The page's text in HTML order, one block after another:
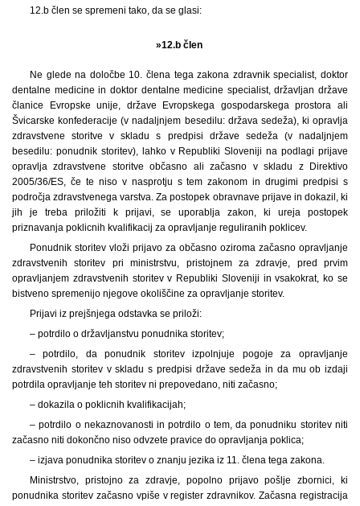
12.b člen se spremeni tako, da se glasi:
»12.b člen
Ne glede na določbe 10. člena tega zakona zdravnik specialist, doktor
dentalne medicine in doktor dentalne medicine specialist, državljan države
članice Evropske unije, države Evropskega gospodarskega prostora ali
Švicarske konfederacije (v nadaljnjem besedilu: država sedeža), ki opravlja
zdravstvene storitve v skladu s predpisi države sedeža (v nadaljnjem
besedilu: ponudnik storitev), lahko v Republiki Sloveniji na podlagi prijave
opravlja zdravstvene storitve občasno ali začasno v skladu z Direktivo
2005/36/ES, če te niso v nasprotju s tem zakonom in drugimi predpisi s
področja zdravstvenega varstva. Za postopek obravnave prijave in dokazil, ki
jih je treba priložiti k prijavi, se uporablja zakon, ki ureja postopek
priznavanja poklicnih kvalifikacij za opravljanje reguliranih poklicev.
Ponudnik storitev vloži prijavo za občasno oziroma začasno opravljanje
zdravstvenih storitev pri ministrstvu, pristojnem za zdravje, pred prvim
opravljanjem zdravstvenih storitev v Republiki Sloveniji in vsakokrat, ko se
bistveno spremenijo njegove okoliščine za opravljanje storitev.
Prijavi iz prejšnjega odstavka se priloži:
– potrdilo o državljanstvu ponudnika storitev;
– potrdilo, da ponudnik storitev izpolnjuje pogoje za opravljanje
zdravstvenih storitev v skladu s predpisi države sedeža in da mu ob izdaji
potrdila opravljanje teh storitev ni prepovedano, niti začasno;
– dokazila o poklicnih kvalifikacijah;
– potrdilo o nekaznovanosti in potrdilo o tem, da ponudniku storitev niti
začasno niti dokončno niso odvzete pravice do opravljanja poklica;
– izjava ponudnika storitev o znanju jezika iz 11. člena tega zakona.
Ministrstvo, pristojno za zdravje, popolno prijavo pošlje zbornici, ki
ponudnika storitev začasno vpiše v register zdravnikov. Začasna registracija